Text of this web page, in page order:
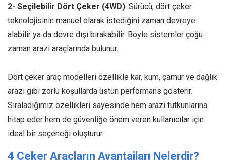
2- Seçilebilir Dört Çeker (4WD): Sürücü, dört çeker
teknolojisinin manuel olarak istediğini zaman devreye
alabilir ya da devre dışı bırakabilir. Böyle sistemler çoğu
zaman arazi araçlarında bulunur.
Dört çeker araç modelleri özellikle kar, kum, çamur ve dağlık
arazi gibi zorlu koşullarda üstün performans gösterir.
Sıraladığımız özellikleri sayesinde hem arazi tutkunlarına
hitap eder hem de güvenliğe önem veren kullanıcılar için
ideal bir seçeneği oluşturur.
4 Çeker Araçların Avantajları Nelerdir?